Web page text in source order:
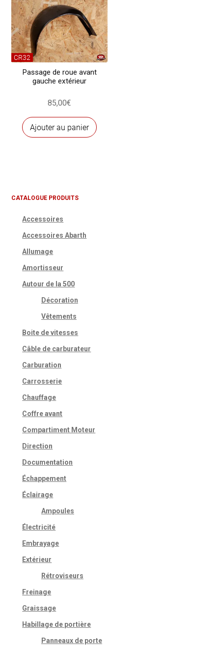
CR32
Passage de roue avant
gauche extérieur
85,00€
Ajouter au panier
CATALOGUE PRODUITS
Accessoires
Accessoires Abarth
Allumage
Amortisseur
Autour de la 500
Décoration
Vêtements
Boite de vitesses
Câble de carburateur
Carburation
Carrosserie
Chauffage
Coffre avant
Compartiment Moteur
Direction
Documentation
Échappement
Éclairage
Ampoules
Électricité
Embrayage
Extérieur
Rétroviseurs
Freinage
Graissage
Habillage de portière
Panneaux de porte